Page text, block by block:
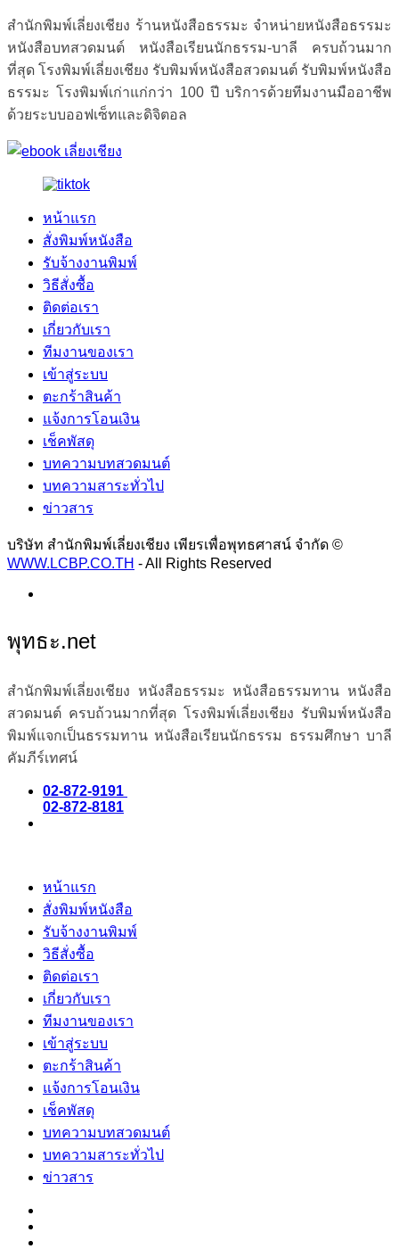
สำนักพิมพ์เลี่ยงเชียง ร้านหนังสือธรรมะ จำหน่ายหนังสือธรรมะ
หนังสือบทสวดมนต์ หนังสือเรียนนักธรรม-บาลี ครบถ้วนมาก
ที่สุด โรงพิมพ์เลี่ยงเชียง รับพิมพ์หนังสือสวดมนต์ รับพิมพ์หนังสือ
ธรรมะ โรงพิมพ์เก่าแก่กว่า 100 ปี บริการด้วยทีมงานมืออาชีพ
ด้วยระบบออฟเซ็ทและดิจิตอล
หน้าแรก
สั่งพิมพ์หนังสือ
รับจ้างงานพิมพ์
วิธีสั่งซื้อ
ติดต่อเรา
เกี่ยวกับเรา
ทีมงานของเรา
เข้าสู่ระบบ
ตะกร้าสินค้า
แจ้งการโอนเงิน
เช็คพัสดุ
บทความบทสวดมนต์
บทความสาระทั่วไป
ข่าวสาร
บริษัท สำนักพิมพ์เลี่ยงเชียง เพียรเพื่อพุทธศาสน์ จำกัด ©
WWW.LCBP.CO.TH - All Rights Reserved
พุทธะ.net
สำนักพิมพ์เลี่ยงเชียง หนังสือธรรมะ หนังสือธรรมทาน หนังสือ
สวดมนต์ ครบถ้วนมากที่สุด โรงพิมพ์เลี่ยงเชียง รับพิมพ์หนังสือ
พิมพ์แจกเป็นธรรมทาน หนังสือเรียนนักธรรม ธรรมศึกษา บาลี
คัมภีร์เทศน์
02-872-9191
02-872-8181
หน้าแรก
สั่งพิมพ์หนังสือ
รับจ้างงานพิมพ์
วิธีสั่งซื้อ
ติดต่อเรา
เกี่ยวกับเรา
ทีมงานของเรา
เข้าสู่ระบบ
ตะกร้าสินค้า
แจ้งการโอนเงิน
เช็คพัสดุ
บทความบทสวดมนต์
บทความสาระทั่วไป
ข่าวสาร